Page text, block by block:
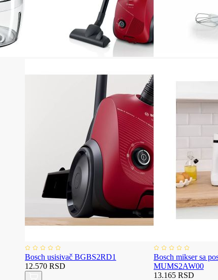
Bosch usisivač BGBS2RD1
12.570 RSD
Bosch mikser sa
MUMS2AW00
13.165 RSD